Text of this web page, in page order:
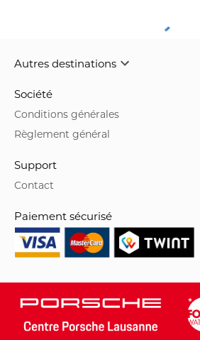
Autres destinations
Société
Conditions générales
Règlement général
Support
Contact
Paiement sécurisé